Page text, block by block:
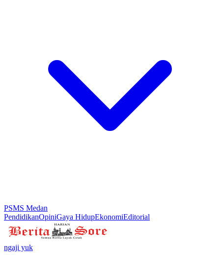
PSMS Medan
PendidikanOpiniGaya HidupEkonomiEditorial
ngaji yuk